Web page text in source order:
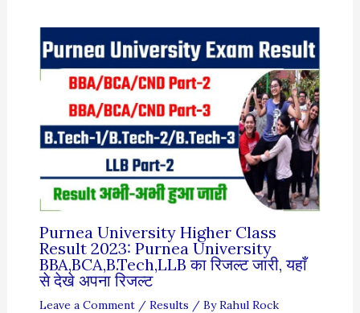
Purnea University Higher Class
Result 2023: Purnea University
BBA,BCA,B.Tech,LLB का रिजल्ट जारी, यहाँ
से देखे अपना रिजल्ट
Leave a Comment / Results / ByRahul Rock